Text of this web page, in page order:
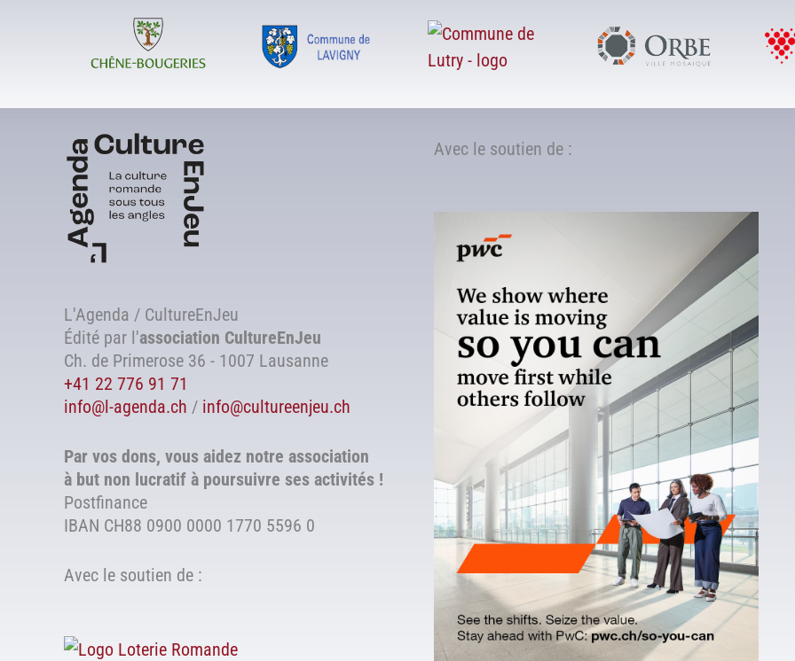
L'Agenda / CultureEnJeu
Édité par l'association CultureEnJeu
Ch. de Primerose 36 - 1007 Lausanne
+41 22 776 91 71
info@l-agenda.ch / info@cultureenjeu.ch
Par vos dons, vous aidez notre association
à but non lucratif à poursuivre ses activités !
Postfinance
IBAN CH88 0900 0000 1770 5596 0
Avec le soutien de :
Avec le soutien de :